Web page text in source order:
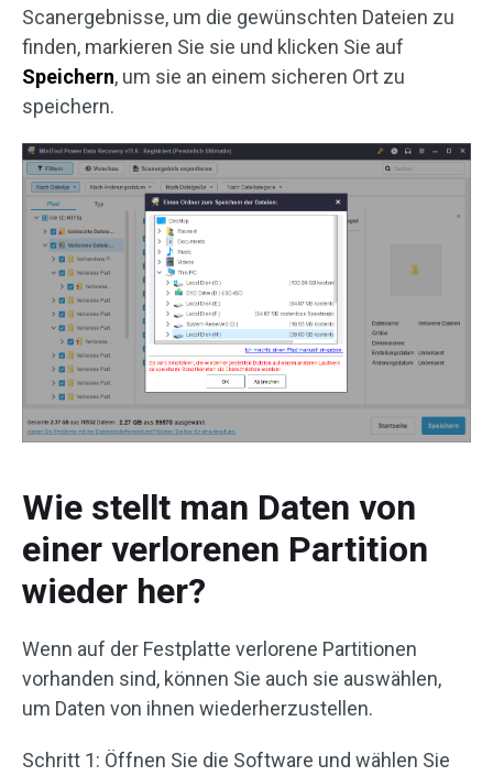
Scanergebnisse, um die gewünschten Dateien zu
finden, markieren Sie sie und klicken Sie auf
Speichern, um sie an einem sicheren Ort zu
speichern.
Wie stellt man Daten von
einer verlorenen Partition
wieder her?
Wenn auf der Festplatte verlorene Partitionen
vorhanden sind, können Sie auch sie auswählen,
um Daten von ihnen wiederherzustellen.
Schritt 1: Öffnen Sie die Software und wählen Sie